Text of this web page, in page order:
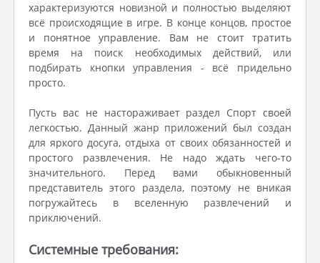
характеризуются новизной и полностью выделяют
всё происходящие в игре. В конце концов, простое
и понятное управление. Вам не стоит тратить
время на поиск необходимых действий, или
подбирать кнопки управления - всё придельно
просто.
Пусть вас не настораживает раздел Спорт своей
легкостью. Данный жанр приложений был создан
для яркого досуга, отдыха от своих обязанностей и
простого развлечения. Не надо ждать чего-то
значительного. Перед вами обыкновенный
представитель этого раздела, поэтому не вникая
погружайтесь в вселенную развлечений и
приключений.
Системные требования: